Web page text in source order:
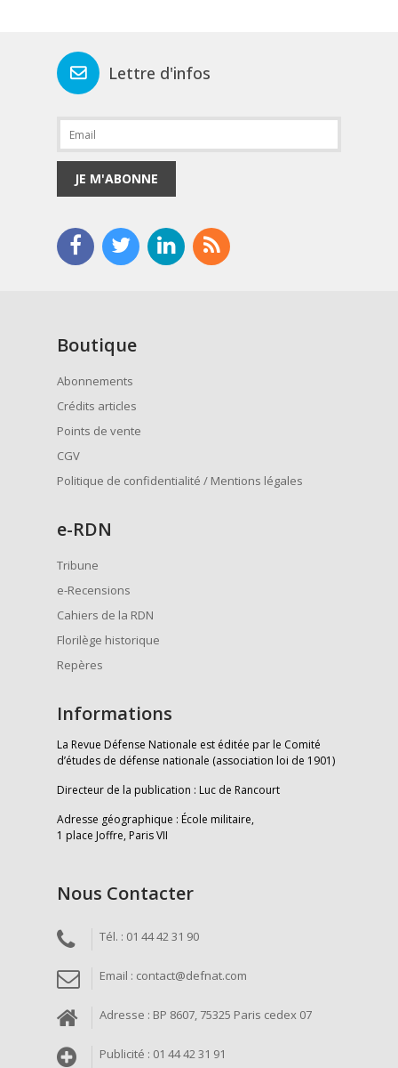
Lettre d'infos
JE M'ABONNE
Boutique
Abonnements
Crédits articles
Points de vente
CGV
Politique de confidentialité / Mentions légales
e-RDN
Tribune
e-Recensions
Cahiers de la RDN
Florilège historique
Repères
Informations
La Revue Défense Nationale est éditée par le Comité
d’études de défense nationale (association loi de 1901)
Directeur de la publication : Luc de Rancourt
Adresse géographique : École militaire,
1 place Joffre, Paris VII
Nous Contacter
Tél. : 01 44 42 31 90
Email : contact@defnat.com
Adresse : BP 8607, 75325 Paris cedex 07
Publicité : 01 44 42 31 91